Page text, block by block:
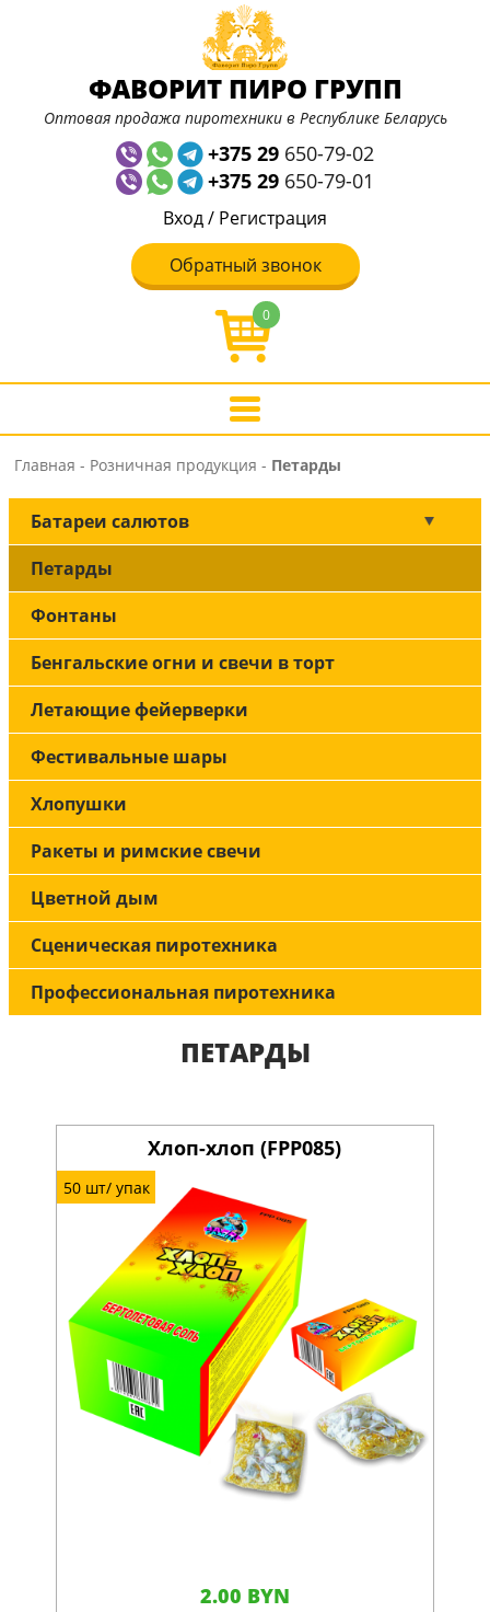
ФАВОРИТ ПИРО ГРУПП
Оптовая продажа пиротехники в Республике Беларусь
+375 29 650-79-02
+375 29 650-79-01
Вход/ Регистрация
Обратный звонок
0
Главная - Розничная продукция - Петарды
Батареи салютов
Петарды
Фонтаны
Бенгальские огни и свечи в торт
Летающие фейерверки
Фестивальные шары
Хлопушки
Ракеты и римские свечи
Цветной дым
Сценическая пиротехника
Профессиональная пиротехника
ПЕТАРДЫ
Хлоп-хлоп (FPP085)
50 шт/ упак
2.00 BYN